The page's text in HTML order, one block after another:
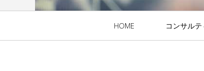
HOME コンサル